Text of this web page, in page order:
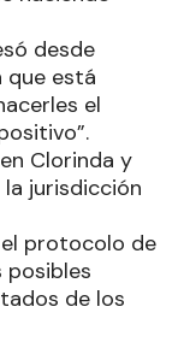
desde
que está
el
Clorinda y
jurisdicción
protocolo de
posibles
de los